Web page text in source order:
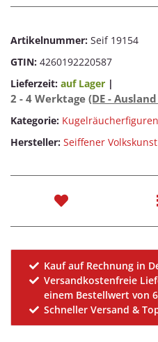
Artikelnummer: Seif 19154
GTIN: 4260192220587
Lieferzeit: auf Lager |
2 - 4 Werktage (DE -
Kategorie: Kugelräucherfiguren
Hersteller: Seiffener
Kauf auf Rechnung in
Versandkostenfreie
einem Bestellwert von
Schneller Versand &